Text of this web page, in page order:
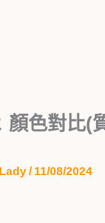
顏色對比(
/11/08/2024